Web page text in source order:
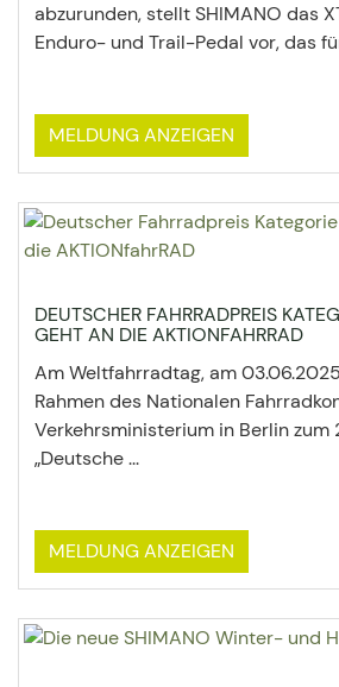
abzurunden, stellt SHIMANO das
Enduro- und Trail-Pedal vor, das
MELDUNG ANZEIGEN
DEUTSCHER FAHRRADPREIS
GEHT AN DIE AKTIONFAHRRAD
Am Weltfahrradtag, am
Rahmen des Nationalen
Verkehrsministerium in Berlin zum
„Deutsche ...
MELDUNG ANZEIGEN